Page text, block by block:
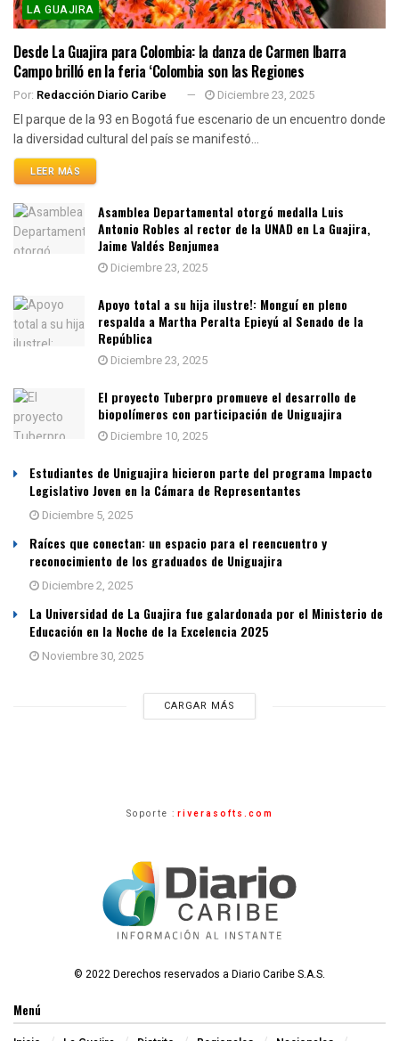
LA GUAJIRA
Desde La Guajira para Colombia: la danza de Carmen Ibarra
Campo brilló en la feria ‘Colombia son las Regiones
Por: Redacción Diario Caribe Diciembre 23, 2025
El parque de la 93 en Bogotá fue escenario de un encuentro donde
la diversidad cultural del país se manifestó...
LEER MÁS
Asamblea Departamental otorgó medalla Luis
Antonio Robles al rector de la UNAD en La Guajira,
Jaime Valdés Benjumea
Diciembre 23, 2025
Apoyo total a su hija ilustre!: Monguí en pleno
respalda a Martha Peralta Epieyú al Senado de la
República
Diciembre 23, 2025
El proyecto Tuberpro promueve el desarrollo de
biopolímeros con participación de Uniguajira
Diciembre 10, 2025
Estudiantes de Uniguajira hicieron parte del programa Impacto
Legislativo Joven en la Cámara de Representantes
Diciembre 5, 2025
Raíces que conectan: un espacio para el reencuentro y
reconocimiento de los graduados de Uniguajira
Diciembre 2, 2025
La Universidad de La Guajira fue galardonada por el Ministerio de
Educación en la Noche de la Excelencia 2025
Noviembre 30, 2025
CARGAR MÁS
Soporte : riverasofts.com
© 2022 Derechos reservados a Diario Caribe S.A.S.
Menú